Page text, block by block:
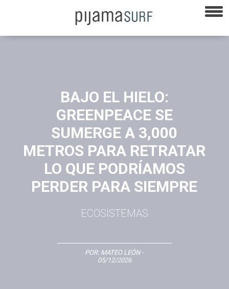
BAJO EL HIELO:
GREENPEACE SE
SUMERGE A 3,000
METROS PARA RETRATAR
LO QUE PODRÍAMOS
PERDER PARA SIEMPRE
ECOSISTEMAS
POR: MATEO LEÓN-
05/12/2026